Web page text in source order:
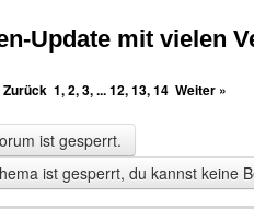
Update mit vielen
Zurück 1,2,3, ...12,13,14 Weiter »
ist gesperrt.
ist gesperrt, du kannst keine